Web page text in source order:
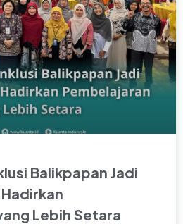
Balikpapan Jadi
Lebih Setara